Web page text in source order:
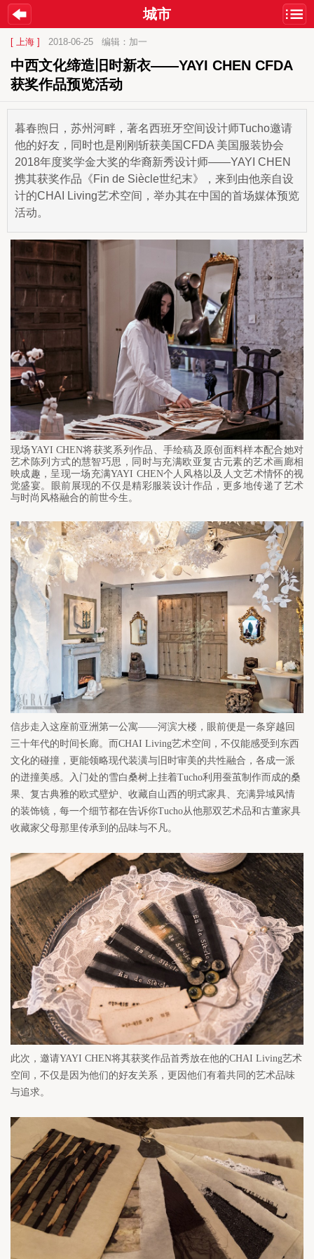
城市
[ 上海 ] 2018-06-25 编辑：加一
中西文化缔造旧时新衣——YAYI CHEN CFDA
获奖作品预览活动
暮春煦日，苏州河畔，著名西班牙空间设计师Tucho邀请
他的好友，同时也是刚刚斩获美国CFDA 美国服装协会
2018年度奖学金大奖的华裔新秀设计师——YAYI CHEN
携其获奖作品《Fin de Siècle世纪末》，来到由他亲自设
计的CHAI Living艺术空间，举办其在中国的首场媒体预览
活动。
现场YAYI CHEN将获奖系列作品、手绘稿及原创面料样本配合她对
艺术陈列方式的慧智巧思，同时与充满欧亚复古元素的艺术画廊相
映成趣，呈现一场充满YAYI CHEN个人风格以及人文艺术情怀的视
觉盛宴。眼前展现的不仅是精彩服装设计作品，更多地传递了艺术
与时尚风格融合的前世今生。
信步走入这座前亚洲第一公寓——河滨大楼，眼前便是一条穿越回
三十年代的时间长廊。而CHAI Living艺术空间，不仅能感受到东西
文化的碰撞，更能领略现代装潢与旧时审美的共性融合，各成一派
的迸撞美感。入门处的雪白桑树上挂着Tucho利用蚕茧制作而成的桑
果、复古典雅的欧式壁炉、收藏自山西的明式家具、充满异域风情
的装饰镜，每一个细节都在告诉你Tucho从他那双艺术品和古董家具
收藏家父母那里传承到的品味与不凡。
此次，邀请YAYI CHEN将其获奖作品首秀放在他的CHAI Living艺术
空间，不仅是因为他们的好友关系，更因他们有着共同的艺术品味
与追求。